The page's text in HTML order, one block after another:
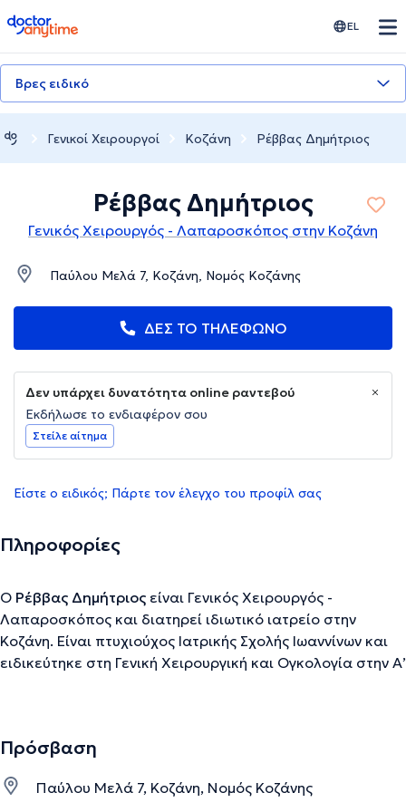
doctoranytime EL
Βρες ειδικό
Γενικοί Χειρουργοί Κοζάνη Ρέββας Δημήτριος
Ρέββας Δημήτριος
Γενικός Χειρουργός - Λαπαροσκόπος στην Κοζάνη
Παύλου Μελά 7, Κοζάνη, Νομός Κοζάνης
ΔΕΣ ΤΟ ΤΗΛΕΦΩΝΟ
Δεν υπάρχει δυνατότητα online ραντεβού
Εκδήλωσε το ενδιαφέρον σου
Στείλε αίτημα
Είστε ο ειδικός; Πάρτε τον έλεγχο του προφίλ σας
Πληροφορίες
Ο Ρέββας Δημήτριος είναι Γενικός Χειρουργός -
Λαπαροσκόπος και διατηρεί ιδιωτικό ιατρείο στην
Κοζάνη. Είναι πτυχιούχος Ιατρικής Σχολής Ιωαννίνων και
ειδικεύτηκε στη Γενική Χειρουργική και Ογκολογία στην Α’
Εκπαιδεύτηκε στη Λαπαροσκοπική χειρουργική των
USA και έλαβε υποτροφία για Λαπαροσκοπική
Πρόσβαση
Παύλου Μελά 7, Κοζάνη, Νομός Κοζάνης